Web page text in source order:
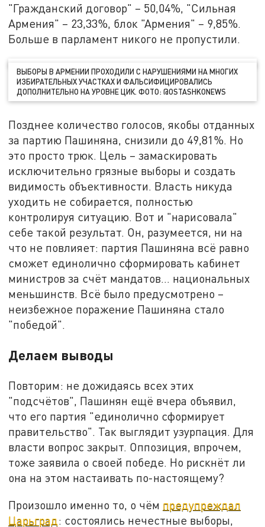
"Гражданский договор" – 50,04%, "Сильная
Армения" – 23,33%, блок "Армения" – 9,85%.
Больше в парламент никого не пропустили.
ВЫБОРЫ В АРМЕНИИ ПРОХОДИЛИ С НАРУШЕНИЯМИ НА МНОГИХ
ИЗБИРАТЕЛЬНЫХ УЧАСТКАХ И ФАЛЬСИФИЦИРОВАЛИСЬ
ДОПОЛНИТЕЛЬНО НА УРОВНЕ ЦИК. ФОТО: @OSTASHKONEWS
Позднее количество голосов, якобы отданных
за партию Пашиняна, снизили до 49,81%. Но
это просто трюк. Цель – замаскировать
исключительно грязные выборы и создать
видимость объективности. Власть никуда
уходить не собирается, полностью
контролируя ситуацию. Вот и "нарисовала"
себе такой результат. Он, разумеется, ни на
что не повлияет: партия Пашиняна всё равно
сможет единолично сформировать кабинет
министров за счёт мандатов… национальных
меньшинств. Всё было предусмотрено –
неизбежное поражение Пашиняна стало
"победой".
Делаем выводы
Повторим: не дожидаясь всех этих
"подсчётов", Пашинян ещё вчера объявил,
что его партия "единолично сформирует
правительство". Так выглядит узурпация. Для
власти вопрос закрыт. Оппозиция, впрочем,
тоже заявила о своей победе. Но рискнёт ли
она на этом настаивать по-настоящему?
Произошло именно то, о чём предупреждал
Царьград: состоялись нечестные выборы,